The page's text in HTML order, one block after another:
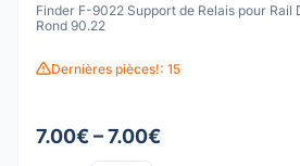
Finder F-9022 Support de Relais pour Rail
Rond 90.22
Dernières pièces!: 15
7.00€ – 7.00€